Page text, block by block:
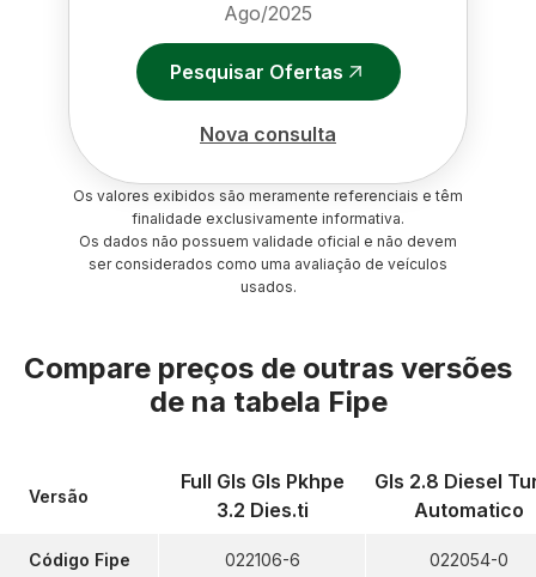
Ago/2025
Pesquisar Ofertas
Nova consulta
Os valores exibidos são meramente referenciais e têm
finalidade exclusivamente informativa.
Os dados não possuem validade oficial e não devem
ser considerados como uma avaliação de veículos
usados.
Compare preços de outras versões
de na tabela Fipe
Versão
Código Fipe
Full Gls Gls Pkhpe
3.2 Dies.ti
022106-6
Gls 2.8 Diesel
Automatico
022054-0